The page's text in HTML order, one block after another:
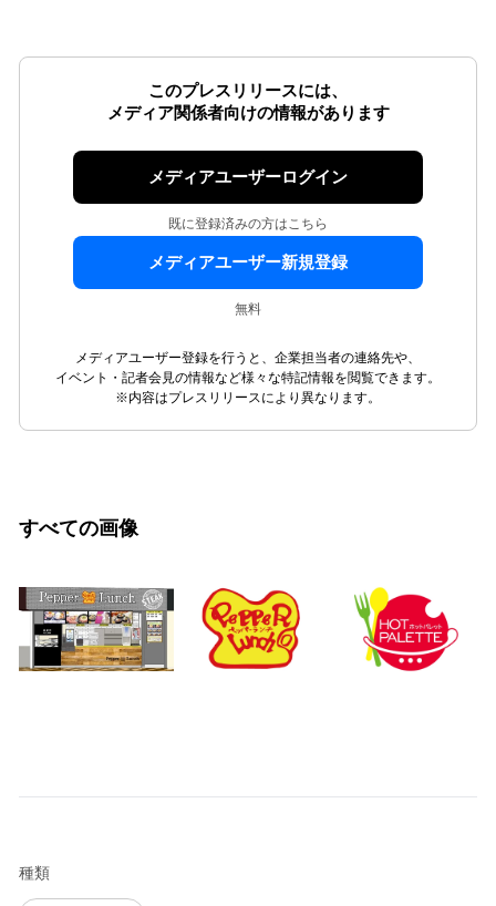
このプレスリリースには、
メディア関係者向けの情報があります
メディアユーザーログイン
既に登録済みの方はこちら
メディアユーザー新規登録
無料
メディアユーザー登録を行うと、企業担当者の連絡先や、
イベント・記者会見の情報など様々な特記情報を閲覧できます。
※内容はプレスリリースにより異なります。
すべての画像
種類